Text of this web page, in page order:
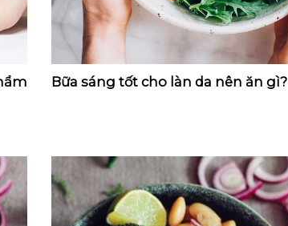
Bữa sáng tốt cho làn da nên ăn gì?